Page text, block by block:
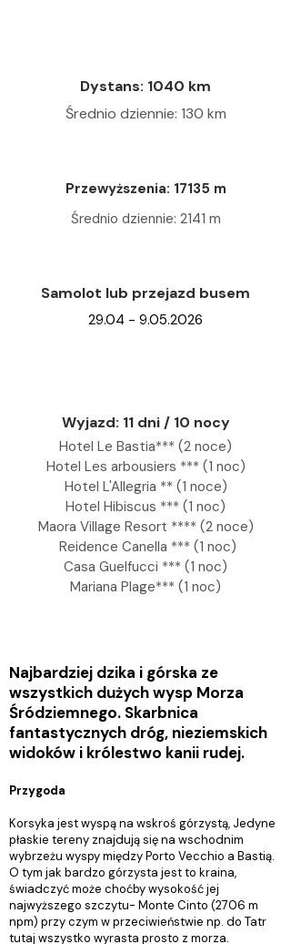
Dystans: 1040 km
Średnio dziennie: 130 km
Przewyższenia: 17135 m
Średnio dziennie: 2141 m
Samolot lub przejazd busem
29.04 - 9.05.2026
Wyjazd: 11 dni / 10 nocy
Hotel Le Bastia*** (2 noce)
Hotel Les arbousiers *** (1 noc)
Hotel L'Allegria ** (1 noce)
Hotel Hibiscus *** (1 noc)
Maora Village Resort **** (2 noce)
Reidence Canella *** (1 noc)
Casa Guelfucci *** (1 noc)
Mariana Plage*** (1 noc)​
Najbardziej dzika i górska ze
wszystkich dużych wysp Morza
Śródziemnego. Skarbnica
fantastycznych dróg, nieziemskich
widoków i królestwo kanii rudej.
Przygoda
Korsyka jest wyspą na wskroś górzystą, Jedyne
płaskie tereny znajdują się na wschodnim
wybrzeżu wyspy między Porto Vecchio a Bastią.
O tym jak bardzo górzysta jest to kraina,
świadczyć może choćby wysokość jej
najwyższego szczytu- Monte Cinto (2706 m
npm) przy czym w przeciwieństwie np. do Tatr
tutaj wszystko wyrasta prosto z morza.